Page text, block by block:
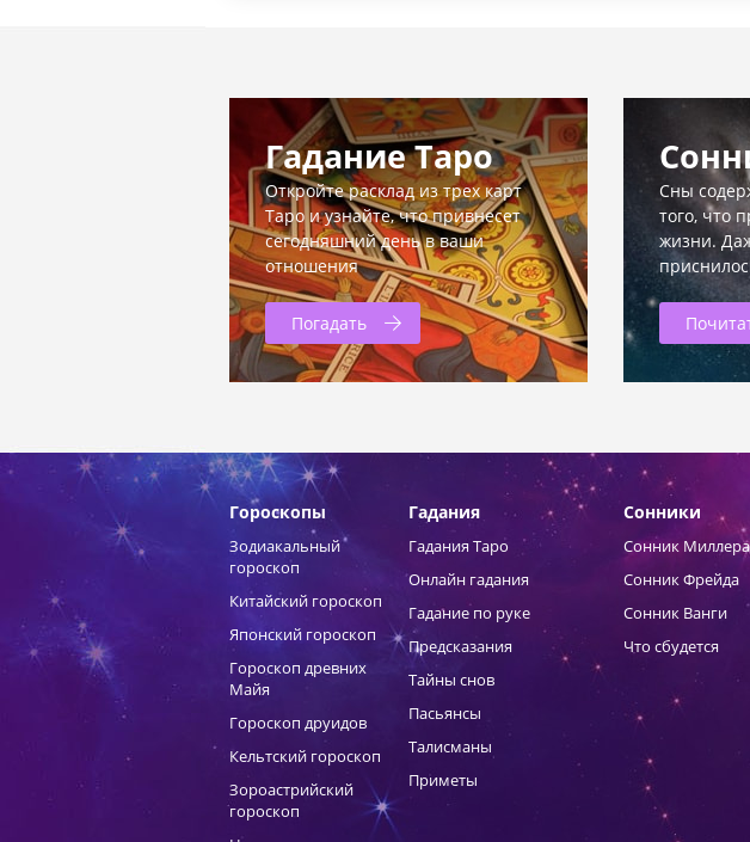
Гадание Таро
Откройте расклад из трех карт
Таро и узнайте, что привнесет
сегодняшний день в ваши
отношения
Погадать
Сны
того, что
жизни.
Гороскопы
Зодиакальный
гороскоп
Китайский гороскоп
Японский гороскоп
Гороскоп древних
Майя
Гороскоп друидов
Кельтский гороскоп
Зороастрийский
гороскоп
Гадания
Гадания Таро
Онлайн гадания
Гадание по руке
Предсказания
Тайны снов
Пасьянсы
Талисманы
Приметы
Сонники
Сонник Миллера
Сонник Фрейда
Сонник Ванги
Что сбудется